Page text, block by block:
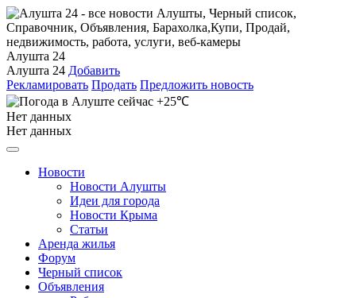
Алушта 24
Алушта 24 Добавить
Рекламировать Продать Предложить новость
+25℃
Нет данных
Нет данных
Новости
Новости Алушты
Идеи для города
Новости Крыма
Статьи
Аренда жилья
Форум
Черный список
Объявления